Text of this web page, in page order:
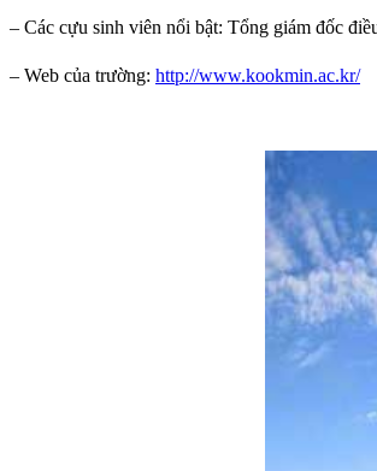
– Các cựu sinh viên nổi bật: Tổng giám đốc
– Web của trường: http://www.kookmin.ac.kr/